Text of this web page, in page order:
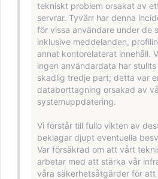
tekniskt problem orsakat av
servrar. Tyvärr har denna
för vissa användare under de
inklusive meddelanden,
annat kontorelaterat innehåll.
ingen användardata har
skadlig tredje part; detta var
databorttagning orsakad av
systemuppdatering.
Vi förstår till fullo vikten av
beklagar djupt eventuella
Var försäkrad om att vårt
arbetar med att stärka vår
våra säkerhetsåtgärder för